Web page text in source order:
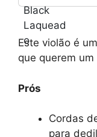
Este violão é
que querem
Prós
Cordas
para